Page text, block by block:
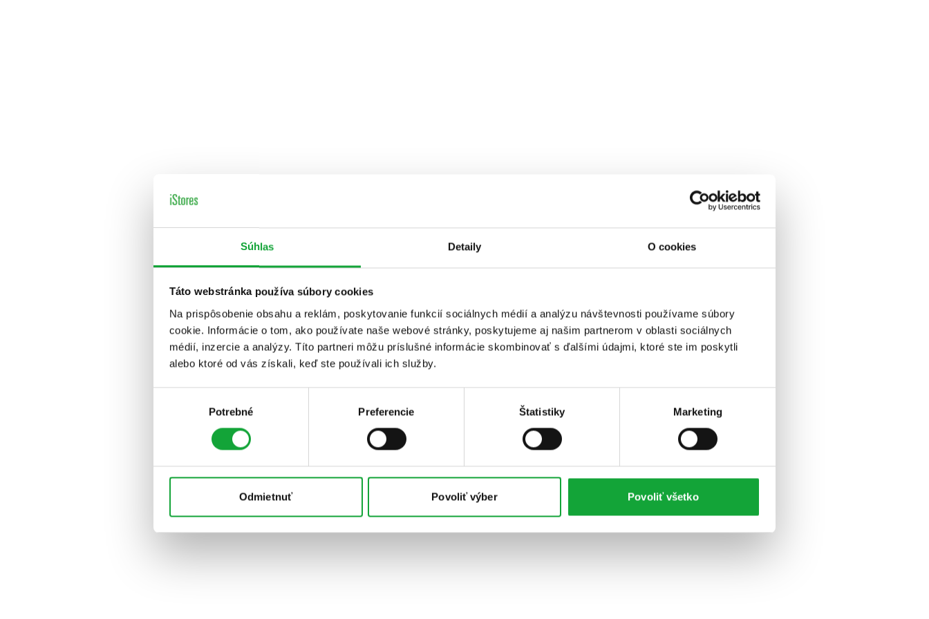
Súhlas Detaily O cookies
Táto webstránka používa súbory cookies
Na prispôsobenie obsahu a reklám, poskytovanie funkcií sociálnych médií a analýzu návštevnosti používame súbory
cookie. Informácie o tom, ako používate naše webové stránky, poskytujeme aj našim partnerom v oblasti sociálnych
médií, inzercie a analýzy. Títo partneri môžu príslušné informácie skombinovať s ďalšími údajmi, ktoré ste im poskytli
alebo ktoré od vás získali, keď ste používali ich služby.
Potrebné Preferencie Štatistiky Marketing
Odmietnuť Povoliť výber Povoliť všetko